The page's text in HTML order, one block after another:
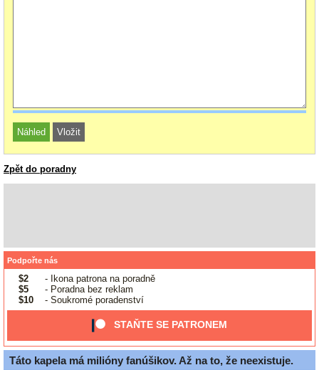
Zpět do poradny
Podpořte nás
$2
- Ikona patrona na poradně
$5
- Poradna bez reklam
$10
- Soukromé poradenství
STAŇTE SE PATRONEM
Táto kapela má milióny fanúšikov. Až na to, že neexistuje.